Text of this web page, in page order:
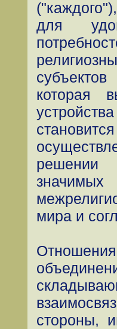
для
которая
решении
мира и
стороны,